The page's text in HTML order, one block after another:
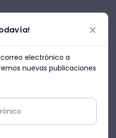
ventajas de
que ofrecen las
el proceso de
por eso con el fin
lo que proporciona el
te
de ellas.
electrónico a
nuevas publicaciones